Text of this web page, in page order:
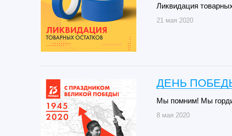
Ликвидация
21 мая 2020
ДЕНЬ
Мы помним! Мы
8 мая 2020